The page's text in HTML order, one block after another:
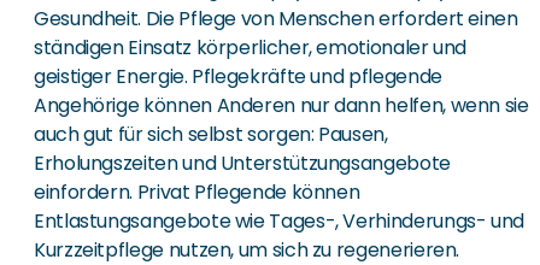
Gesundheit. Die Pflege von Menschen erfordert einen
ständigen Einsatz körperlicher, emotionaler und
geistiger Energie. Pflegekräfte und pflegende
Angehörige können Anderen nur dann helfen, wenn sie
auch gut für sich selbst sorgen: Pausen,
Erholungszeiten und Unterstützungsangebote
einfordern. Privat Pflegende können
Entlastungsangebote wie Tages-, Verhinderungs- und
Kurzzeitpflege nutzen, um sich zu regenerieren.